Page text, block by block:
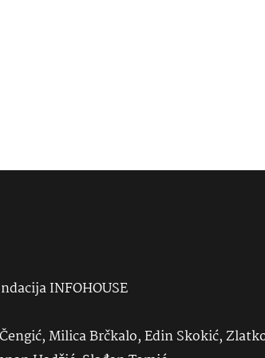
INFOHOUSE
Milica Brčkalo, Edin Skokić,